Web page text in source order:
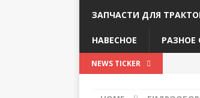
ЗАПЧАСТИ ДЛЯ
НАВЕСНОЕ РАЗНОЕ
NEWS TICKER